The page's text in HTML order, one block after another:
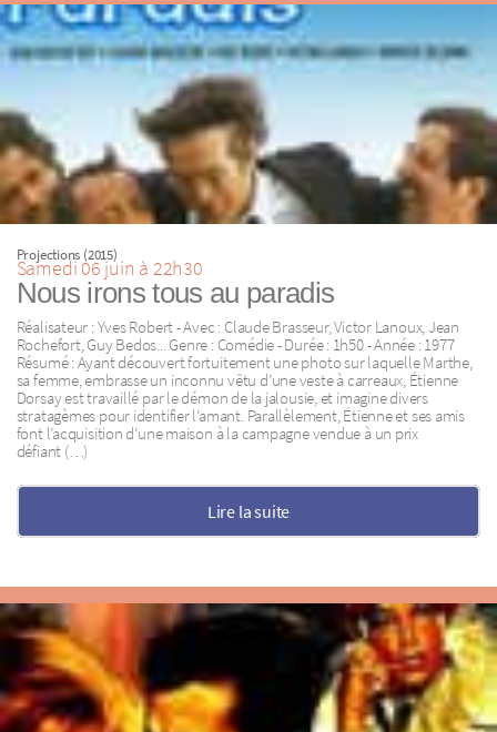
Projections (2015)
Samedi 06 juin à 22h30
Nous irons tous au paradis
Réalisateur : Yves Robert - Avec : Claude Brasseur, Victor Lanoux, Jean
Rochefort, Guy Bedos... Genre : Comédie - Durée : 1h50 - Année : 1977
Résumé : Ayant découvert fortuitement une photo sur laquelle Marthe,
sa femme, embrasse un inconnu vêtu d’une veste à carreaux, Étienne
Dorsay est travaillé par le démon de la jalousie, et imagine divers
stratagèmes pour identifier l’amant. Parallèlement, Étienne et ses amis
font l’acquisition d’une maison à la campagne vendue à un prix
défiant (…)
Lire la suite